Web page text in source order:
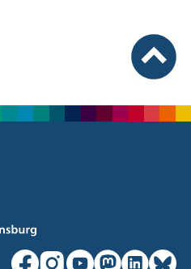
unsere Facebook-Seite
unsere Instagram-
unsere YouTube-
unsereunsere